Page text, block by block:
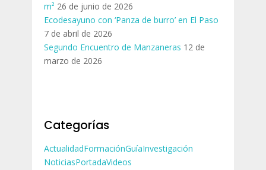
m² 26 de junio de 2026
Ecodesayuno con ‘Panza de burro’ en El Paso
7 de abril de 2026
Segundo Encuentro de Manzaneras 12 de
marzo de 2026
Categorías
ActualidadFormaciónGuíaInvestigación
NoticiasPortadaVideos